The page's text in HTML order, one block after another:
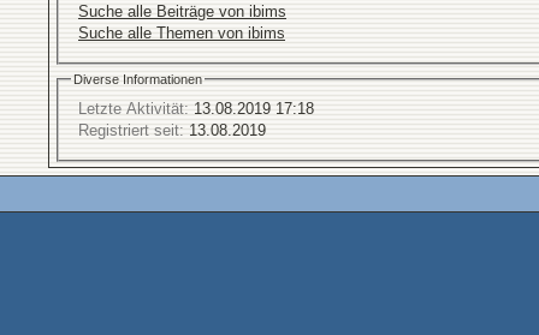
Suche alle Beiträge von ibims
Suche alle Themen von ibims
Diverse Informationen
Letzte Aktivität: 13.08.2019 17:18
Registriert seit: 13.08.2019